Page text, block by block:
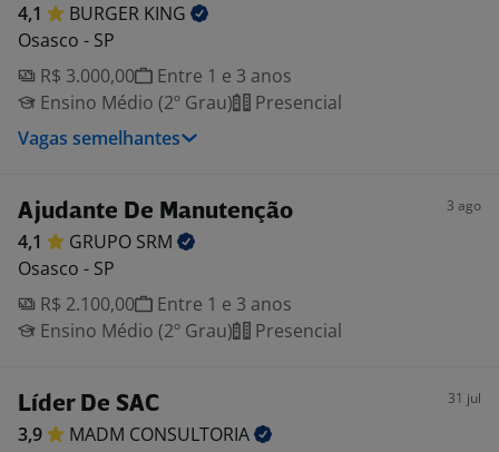
4,1 BURGER KING
Osasco - SP
R$ 3.000,00
Entre 1 e 3 anos
Ensino Médio (2º Grau)
Presencial
Vagas semelhantes
Ajudante De Manutenção 3 ago
4,1 GRUPO SRM
Osasco - SP
R$ 2.100,00
Entre 1 e 3 anos
Ensino Médio (2º Grau)
Presencial
Líder De SAC 31 jul
3,9 MADM CONSULTORIA